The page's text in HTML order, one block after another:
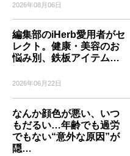
2026年08月06日
編集部のiHerb愛用者がセ
レクト。健康・美容のお
悩み別、鉄板アイテム…
2026年06月22日
なんか顔色が悪い、いつ
もだるい…年齢でも過労
でもない“意外な原因”が
隠…